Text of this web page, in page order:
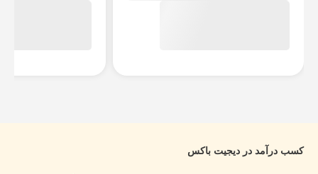
کسب درآمد در دیجیت باکس